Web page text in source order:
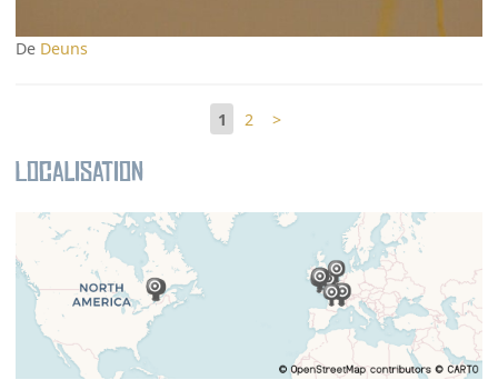
De Deuns
1 2 >
Localisation